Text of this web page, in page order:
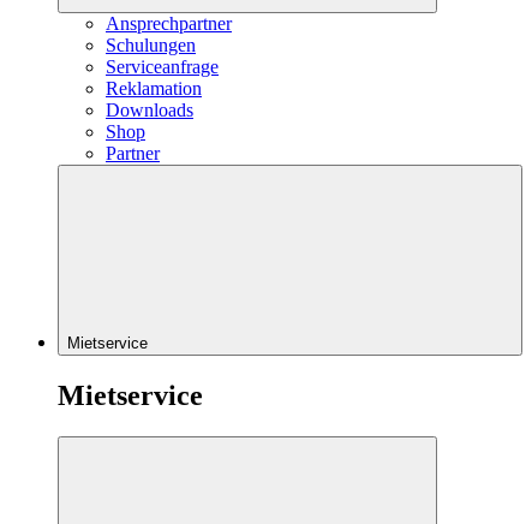
Ansprechpartner
Schulungen
Serviceanfrage
Reklamation
Downloads
Shop
Partner
Mietservice
Mietservice